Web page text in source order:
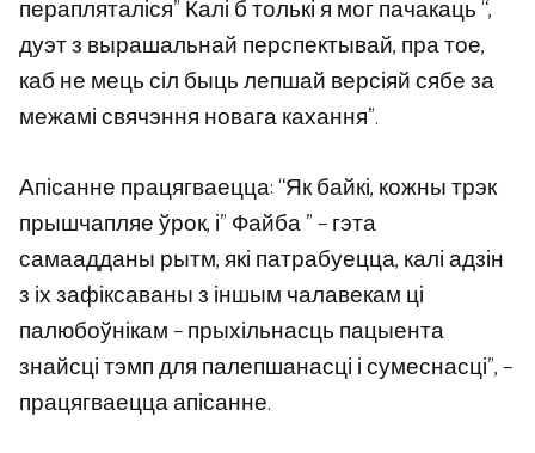
перапляталіся” Калі б толькі я мог пачакаць “,
дуэт з вырашальнай перспектывай, пра тое,
каб не мець сіл быць лепшай версіяй сябе за
межамі свячэння новага кахання”.
Апісанне працягваецца: “Як байкі, кожны трэк
прышчапляе ўрок, і” Файба ” – гэта
самаадданы рытм, які патрабуецца, калі адзін
з іх зафіксаваны з іншым чалавекам ці
палюбоўнікам – прыхільнасць пацыента
знайсці тэмп для палепшанасці і сумеснасці”, –
працягваецца апісанне.